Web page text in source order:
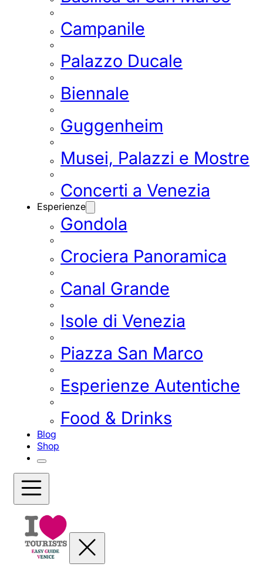
Campanile
Palazzo Ducale
Biennale
Guggenheim
Musei, Palazzi e Mostre
Concerti a Venezia
Esperienze
Gondola
Crociera Panoramica
Canal Grande
Isole di Venezia
Piazza San Marco
Esperienze Autentiche
Food & Drinks
Blog
Shop